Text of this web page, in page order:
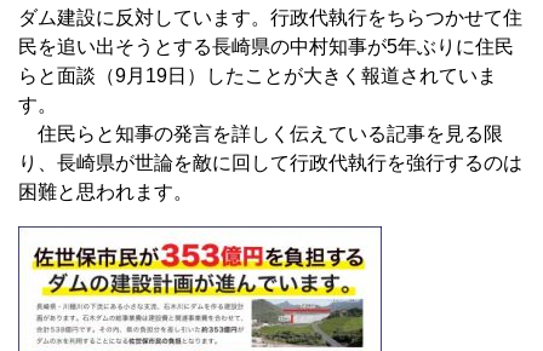
ダム建設に反対しています。行政代執行をちらつかせて住
民を追い出そうとする長崎県の中村知事が5年ぶりに住民
らと面談（9月19日）したことが大きく報道されていま
す。
住民らと知事の発言を詳しく伝えている記事を見る限
り、長崎県が世論を敵に回して行政代執行を強行するのは
困難と思われます。